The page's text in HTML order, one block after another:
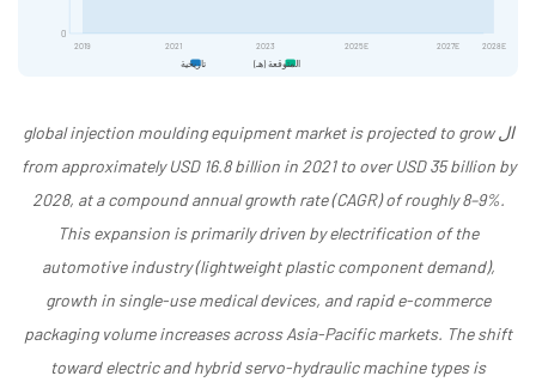
0
2019 2021 2023 2025E 2027E 2028E
تاريخية المتوقعة (هـ)
ال global injection moulding equipment market is projected to grow
from approximately USD 16.8 billion in 2021 to over USD 35 billion by
2028, at a compound annual growth rate (CAGR) of roughly 8–9%.
This expansion is primarily driven by electrification of the
automotive industry (lightweight plastic component demand),
growth in single-use medical devices, and rapid e-commerce
packaging volume increases across Asia-Pacific markets. The shift
toward electric and hybrid servo-hydraulic machine types is